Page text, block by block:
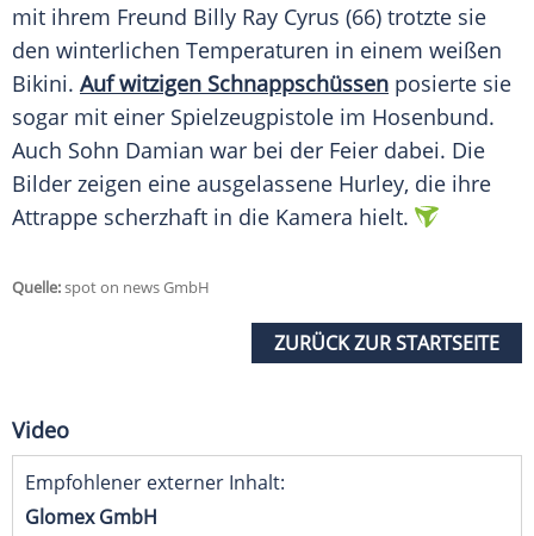
mit ihrem Freund Billy Ray Cyrus (66) trotzte sie
den winterlichen Temperaturen in einem weißen
Bikini. Auf witzigen Schnappschüssen posierte sie
sogar mit einer Spielzeugpistole im Hosenbund.
Auch Sohn Damian war bei der Feier dabei. Die
Bilder zeigen eine ausgelassene Hurley, die ihre
Attrappe scherzhaft in die Kamera hielt.
Quelle:spot on news GmbH
ZURÜCK ZUR STARTSEITE
Video
Empfohlener externer Inhalt:
Glomex GmbH